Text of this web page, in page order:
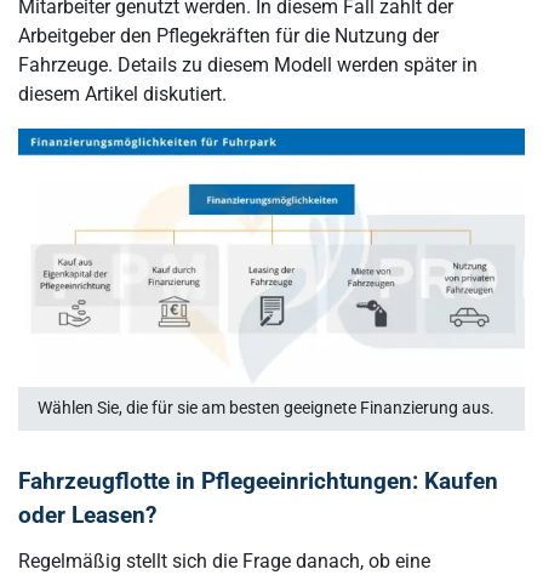
Mitarbeiter genutzt werden. In diesem Fall zahlt der
Arbeitgeber den Pflegekräften für die Nutzung der
Fahrzeuge. Details zu diesem Modell werden später in
diesem Artikel diskutiert.
Wählen Sie, die für sie am besten geeignete Finanzierung aus.
Fahrzeugflotte in Pflegeeinrichtungen: Kaufen
oder Leasen?
Regelmäßig stellt sich die Frage danach, ob eine